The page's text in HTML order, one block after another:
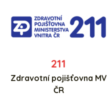
211
Zdravotní pojišťovna MV
ČR